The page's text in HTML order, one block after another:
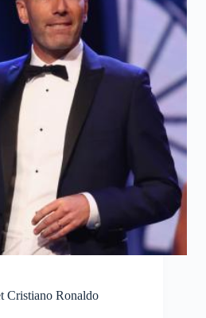
Cristiano Ronaldo